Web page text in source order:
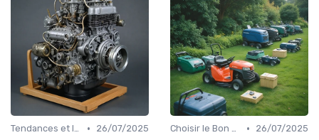
Tendances et Innovations •
26/07/2025
Choisir le Bon Appareil •
26/07/2025